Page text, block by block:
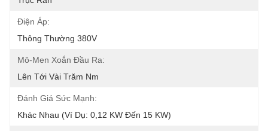
Điện Áp:
Thông Thường 380V
Mô-Men Xoắn Đầu Ra:
Lên Tới Vài Trăm Nm
Đánh Giá Sức Mạnh:
Khác Nhau (ví Dụ: 0,12 KW Đến 15 KW)